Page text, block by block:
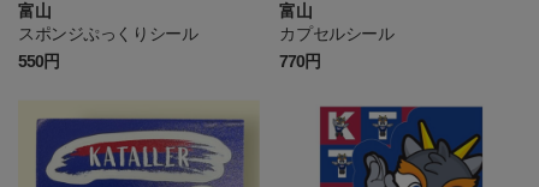
富山
スポンジぷっくりシール
550円
富山
カプセルシール
770円